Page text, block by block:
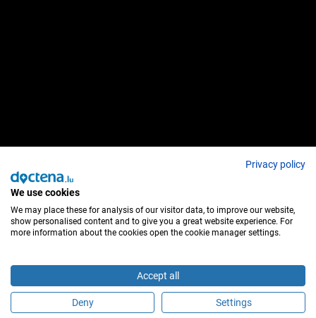
É este profissional de saúde?
Privacy policy
We use cookies
We may place these for analysis of our visitor data, to improve our website,
show personalised content and to give you a great website experience. For
more information about the cookies open the cookie manager settings.
Accept all
Deny Settings